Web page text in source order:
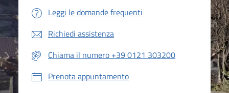
Leggi le domande frequenti
Richiedi assistenza
Chiama il numero +39 0121 303200
Prenota appuntamento